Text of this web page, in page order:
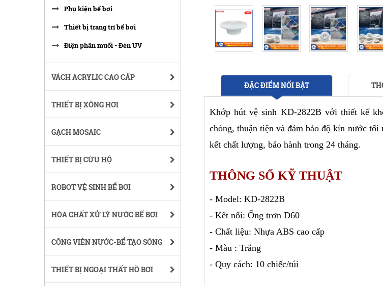
Phụ kiện bể bơi
Thiết bị trang trí bể bơi
Điện phân muối - Đèn UV
VÁCH ACRYLIC CAO CẤP
THIẾT BỊ XÔNG HƠI
GẠCH MOSAIC
THIẾT BỊ CỨU HỘ
ROBOT VỆ SINH BỂ BƠI
HÓA CHẤT XỬ LÝ NƯỚC BỂ BƠI
CÔNG VIÊN NƯỚC-BỂ TẠO SÓNG
THIẾT BỊ NGOẠI THẤT HỒ BƠI
ĐẶC ĐIỂM NỔI BẬT
Khớp hút vệ sinh KD-2822B với thiết kế
chóng, thuận tiện và đảm bảo độ kín nước
kết chất lượng, bảo hành trong 24 tháng.
THÔNG SỐ KỸ THUẬT
- Model: KD-2822B
- Kết nối: Ống trơn D60
- Chất liệu: Nhựa ABS cao cấp
- Màu : Trắng
- Quy cách: 10 chiếc/túi